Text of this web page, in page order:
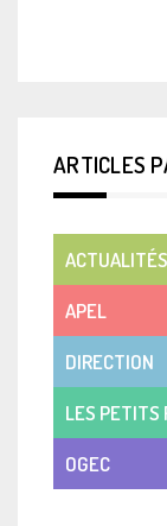
ARTICLES
ACTUALITÉS
APEL
DIRECTION
LES PETITS
OGEC